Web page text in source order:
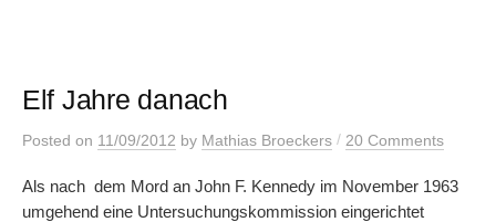
Elf Jahre danach
Posted on 11/09/2012 by Mathias Broeckers / 20 Comments
Als nach dem Mord an John F. Kennedy im November 1963
umgehend eine Untersuchungskommission eingerichtet